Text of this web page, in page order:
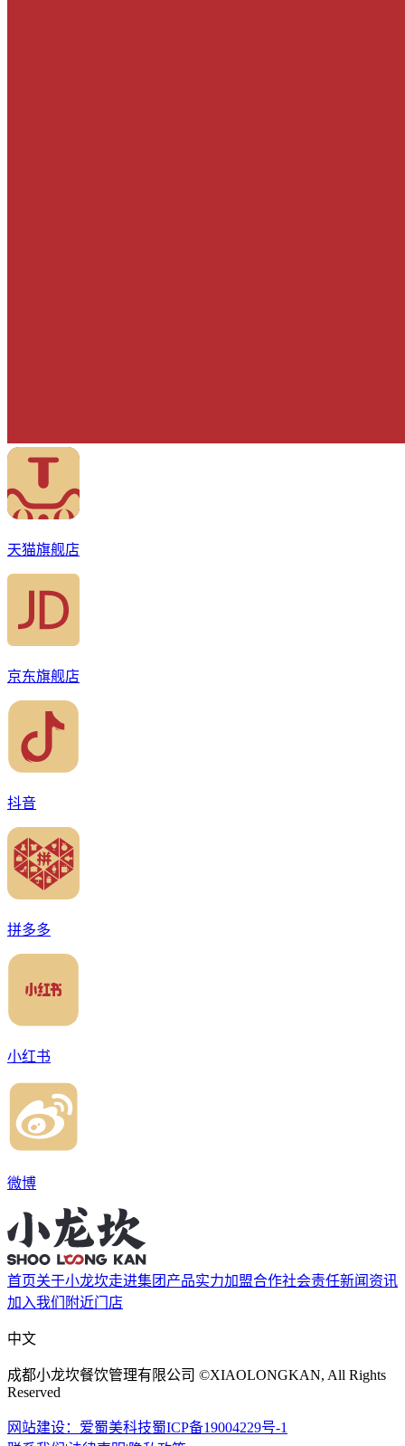
天猫旗舰店
京东旗舰店
抖音
拼多多
小红书
微博
首页关于小龙坎走进集团 产品实力加盟合作社会责任新闻资讯
加入我们 附近门店
中文
成都小龙坎餐饮管理有限公司 ©XIAOLONGKAN, All Rights
Reserved
网站建设：爱蜀美科技蜀ICP备19004229号-1